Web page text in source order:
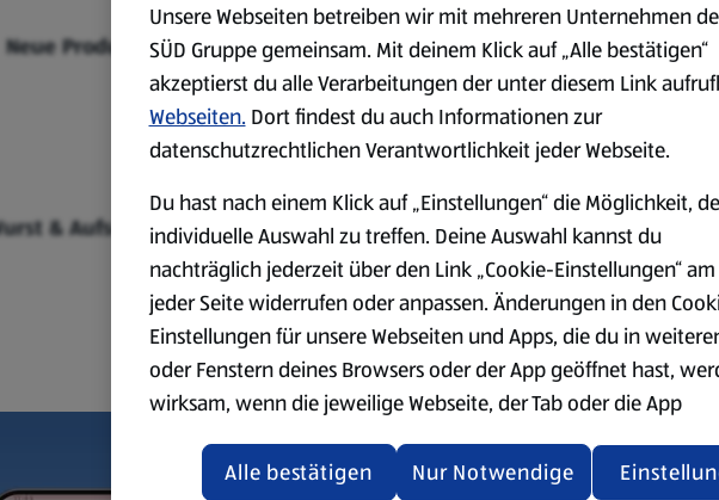
Neue Produkte Markenprodukte Bio-Produkte
& Aufschnitt Käse
Milchprodukte &
Eier
Unsere Webseiten betreiben wir mit mehreren Unternehmen
SÜD Gruppe gemeinsam. Mit deinem Klick auf „Alle bestätigen“
akzeptierst du alle Verarbeitungen der unter diesem Link
Webseiten. Dort findest du auch Informationen zur
datenschutzrechtlichen Verantwortlichkeit jeder Webseite.
Du hast nach einem Klick auf „Einstellungen“ die Möglichkeit,
individuelle Auswahl zu treffen. Deine Auswahl kannst du
nachträglich jederzeit über den Link „Cookie-Einstellungen“
jeder Seite widerrufen oder anpassen. Änderungen in den
Einstellungen für unsere Webseiten und Apps, die du in
oder Fenstern deines Browsers oder der App geöffnet hast,
wirksam, wenn die jeweilige Webseite, der Tab oder die App
aktualisiert oder geschlossen und anschließend wieder geöffnet
Nur Notwendige
Alle bestätigen